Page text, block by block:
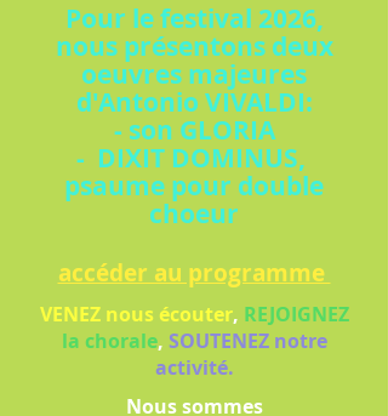
Pour le festival 2026,
nous présentons deux
oeuvres majeures
d'Antonio VIVALDI:
- son GLORIA
- DIXIT DOMINUS,
psaume pour double
choeur
accéder au programme
VENEZ nous écouter, REJOIGNEZ
la chorale, SOUTENEZ notre
activité.
Nous sommes